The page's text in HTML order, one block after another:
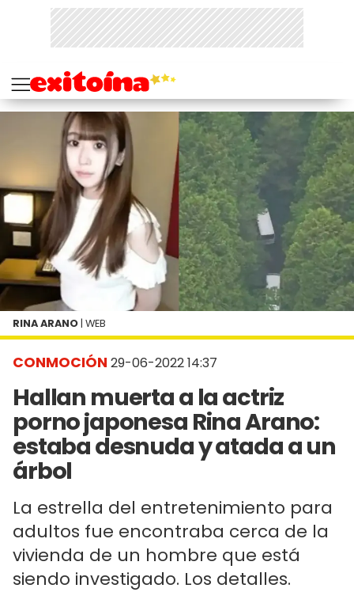
CONMOCIÓN 29-06-2022 14:37
Hallan muerta a la actriz
porno japonesa Rina Arano:
estaba desnuda y atada a un
árbol
La estrella del entretenimiento para
adultos fue encontraba cerca de la
vivienda de un hombre que está
siendo investigado. Los detalles.
RINA ARANO | WEB